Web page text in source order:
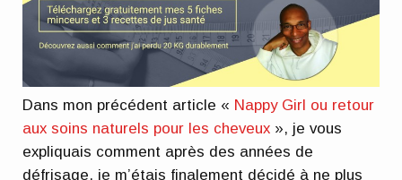
Dans mon précédent article « Nappy Girl ou retour
aux soins naturels pour les cheveux », je vous
expliquais comment après des années de
défrisage, je m’étais finalement décidé à ne plus